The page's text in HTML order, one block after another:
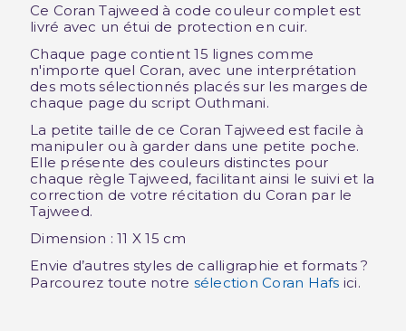
Ce Coran Tajweed à code couleur complet est
livré avec un étui de protection en cuir.
Chaque page contient 15 lignes comme
n'importe quel Coran, avec une interprétation
des mots sélectionnés placés sur les marges de
chaque page du script Outhmani.
La petite taille de ce Coran Tajweed est facile à
manipuler ou à garder dans une petite poche.
Elle présente des couleurs distinctes pour
chaque règle Tajweed, facilitant ainsi le suivi et la
correction de votre récitation du Coran par le
Tajweed.
Dimension : 11 X 15 cm
Envie d’autres styles de calligraphie et formats ?
Parcourez toute notre sélection Coran Hafs ici.